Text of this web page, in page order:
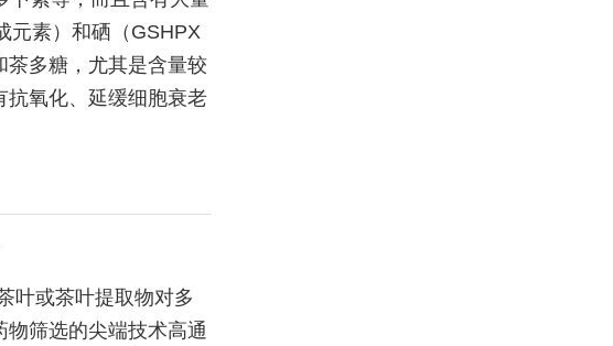
元素）和硒（GSHPX
茶多糖，尤其是含量较
抗氧化、延缓细胞衰老
叶或茶叶提取物对多
筛选的尖端技术高通